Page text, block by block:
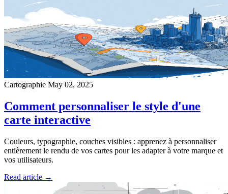
Cartographie May 02, 2025
Comment personnaliser le style d'une
carte interactive
Couleurs, typographie, couches visibles : apprenez à personnaliser
entièrement le rendu de vos cartes pour les adapter à votre marque et
vos utilisateurs.
Read article →